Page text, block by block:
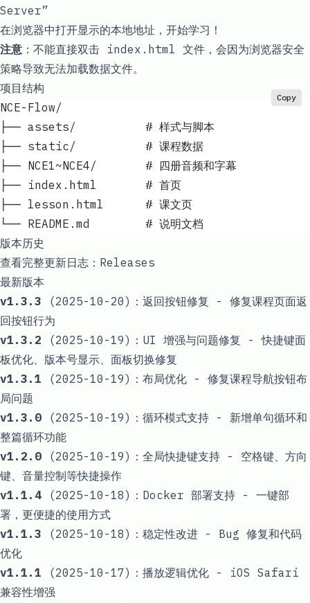
Server”
在浏览器中打开显示的本地地址，开始学习！
注意 ：不能直接双击 index.html 文件，会因为浏览器安全
策略导致无法加载数据文件。
项目结构
NCE-Flow/
├── assets/          # 样式与脚本
├── static/          # 课程数据
├── NCE1~NCE4/       # 四册音频和字幕
├── index.html       # 首页
├── lesson.html      # 课文页
└── README.md        # 说明文档
Copy
版本历史
查看完整更新日志： Releases
最新版本
v1.3.3 (2025-10-20)：返回按钮修复 - 修复课程页面返
回按钮行为
v1.3.2 (2025-10-19)：UI 增强与问题修复 - 快捷键面
板优化、版本号显示、面板切换修复
v1.3.1 (2025-10-19)：布局优化 - 修复课程导航按钮布
局问题
v1.3.0 (2025-10-19)：循环模式支持 - 新增单句循环和
整篇循环功能
v1.2.0 (2025-10-19)：全局快捷键支持 - 空格键、方向
键、音量控制等快捷操作
v1.1.4 (2025-10-18)：Docker 部署支持 - 一键部
署，更便捷的使用方式
v1.1.3 (2025-10-18)：稳定性改进 - Bug 修复和代码
优化
v1.1.1 (2025-10-17)：播放逻辑优化 - iOS Safari
兼容性增强